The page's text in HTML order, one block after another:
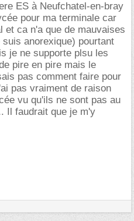
ES à Neufchatel-en-bray
pour ma terminale car
et ca n'a que de mauvaises
anorexique) pourtant
je ne supporte plsu les
pire en pire mais le
pas comment faire pour
pas vraiment de raison
vu qu'ils ne sont pas au
Il faudrait que je m'y